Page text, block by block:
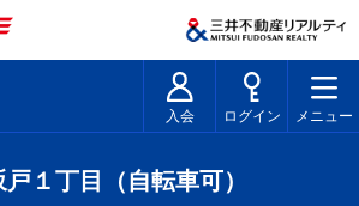
入会 ログイン メニュー
１丁目（自転車可）